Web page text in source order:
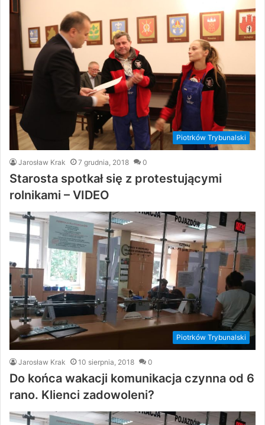
Piotrków Trybunalski
Jarosław Krak 7 grudnia, 2018 0
Starosta spotkał się z protestującymi
rolnikami – VIDEO
Piotrków Trybunalski
Jarosław Krak 10 sierpnia, 2018 0
Do końca wakacji komunikacja czynna od 6
rano. Klienci zadowoleni?